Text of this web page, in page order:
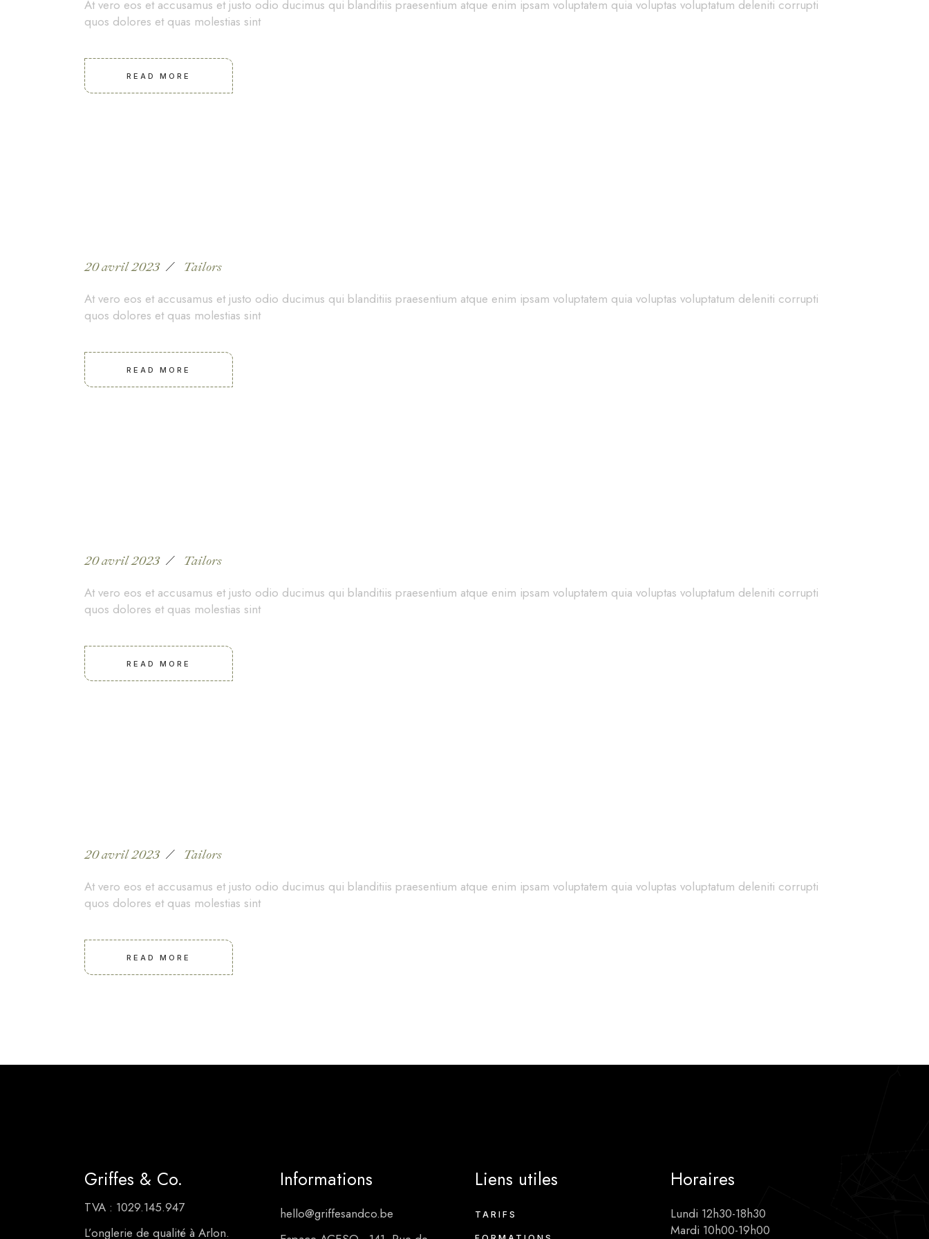
At vero eos et accusamus et justo odio ducimus qui blanditiis praesentium atque enim ipsam voluptatem quia voluptas voluptatum deleniti corrupti
quos dolores et quas molestias sint
READ MORE
20 avril 2023
Tailors
At vero eos et accusamus et justo odio ducimus qui blanditiis praesentium atque enim ipsam voluptatem quia voluptas voluptatum deleniti corrupti
quos dolores et quas molestias sint
READ MORE
20 avril 2023
Tailors
At vero eos et accusamus et justo odio ducimus qui blanditiis praesentium atque enim ipsam voluptatem quia voluptas voluptatum deleniti corrupti
quos dolores et quas molestias sint
READ MORE
20 avril 2023
Tailors
At vero eos et accusamus et justo odio ducimus qui blanditiis praesentium atque enim ipsam voluptatem quia voluptas voluptatum deleniti corrupti
quos dolores et quas molestias sint
READ MORE
Griffes & Co.
TVA : 1029.145.947
L’onglerie de qualité à Arlon.
Informations
hello@griffesandco.be
Liens utiles
TARIFS
Horaires
Lundi 12h30-18h30
Mardi 10h00-19h00